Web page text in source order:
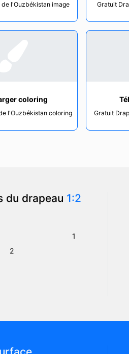
l'Ouzbékistan image Gratuit
coloring
l'Ouzbékistan coloring Gratuit
du drapeau 1:2
2
1